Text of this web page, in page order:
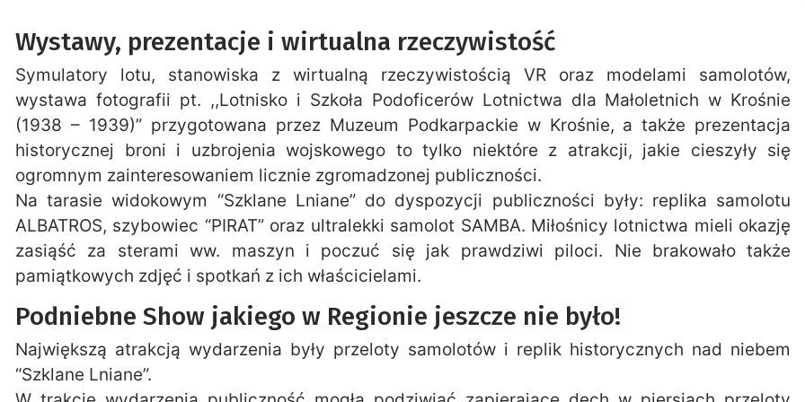
Wystawy, prezentacje i wirtualna rzeczywistość
Symulatory lotu, stanowiska z wirtualną rzeczywistością VR oraz modelami samolotów,
wystawa fotografii pt. ,,Lotnisko i Szkoła Podoficerów Lotnictwa dla Małoletnich w Krośnie
(1938 – 1939)” przygotowana przez Muzeum Podkarpackie w Krośnie, a także prezentacja
historycznej broni i uzbrojenia wojskowego to tylko niektóre z atrakcji, jakie cieszyły się
ogromnym zainteresowaniem licznie zgromadzonej publiczności.
Na tarasie widokowym “Szklane Lniane” do dyspozycji publiczności były: replika samolotu
ALBATROS, szybowiec “PIRAT” oraz ultralekki samolot SAMBA. Miłośnicy lotnictwa mieli okazję
zasiąść za sterami ww. maszyn i poczuć się jak prawdziwi piloci. Nie brakowało także
pamiątkowych zdjęć i spotkań z ich właścicielami.
Podniebne Show jakiego w Regionie jeszcze nie było!
Największą atrakcją wydarzenia były przeloty samolotów i replik historycznych nad niebem
“Szklane Lniane”.